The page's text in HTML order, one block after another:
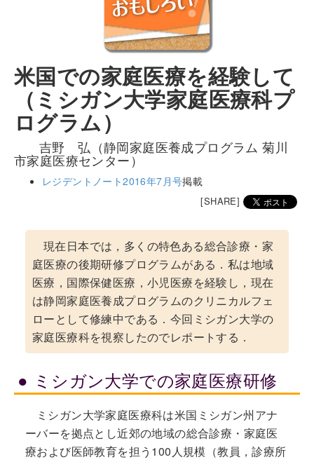
米国での家庭医療を経験して
（ミシガン大学家庭医療科プ
ログラム）
吉野 弘（静岡家庭医養成プログラム 菊川
市家庭医療センター）
レジデントノート2016年7月号掲載
[SHARE]
現在日本では，多くの特色ある総合診療・家
庭医療の後期研修プログラムがある．私は地域
医療，国際保健医療，小児医療を経験し，現在
は静岡家庭医養成プログラムのクリニカルフェ
ローとして修練中である．今回ミシガン大学の
家庭医療科を視察したのでレポートする．
ミシガン大学での家庭医療研修
ミシガン大学家庭医療科は米国ミシガン州アナ
ーバーを拠点とし近郊の地域の総合診療・家庭医
療および医師教育を担う100人規模（教員，診療所